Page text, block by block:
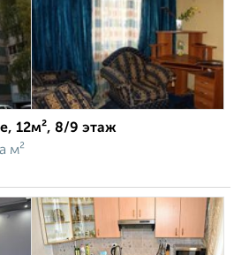
12м², 8/9 этаж
м²